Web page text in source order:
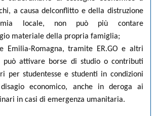
a causa delconflitto e della distruzione
locale, non può più contare
materiale della propria famiglia;
Emilia-Romagna, tramite ER.GO e altri
può attivare borse di studio o contributi
per studentesse e studenti in condizioni
economico, anche in deroga ai
in casi di emergenza umanitaria.